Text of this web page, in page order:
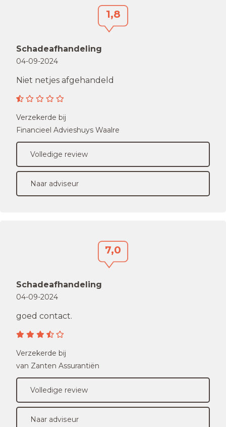
1,8
Schadeafhandeling
04-09-2024
Niet netjes afgehandeld
Verzekerde bij
Financieel Advieshuys Waalre
Volledige review
Naar adviseur
7,0
Schadeafhandeling
04-09-2024
goed contact.
Verzekerde bij
van Zanten Assurantiën
Volledige review
Naar adviseur